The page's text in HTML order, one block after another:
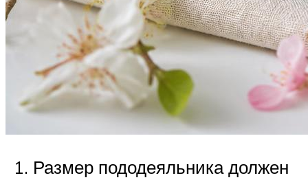
Размер пододеяльника должен